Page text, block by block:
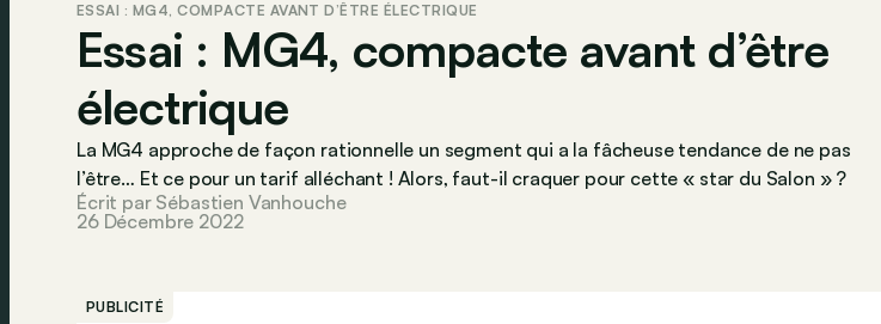
ESSAI : MG4, COMPACTE AVANT D’ÊTRE ÉLECTRIQUE
Essai : MG4, compacte avant d’être
électrique
La MG4 approche de façon rationnelle un segment qui a la fâcheuse tendance de ne pas
l’être… Et ce pour un tarif alléchant ! Alors, faut-il craquer pour cette « star du Salon » ?
Écrit par Sébastien Vanhouche
26 Décembre 2022
PUBLICITÉ